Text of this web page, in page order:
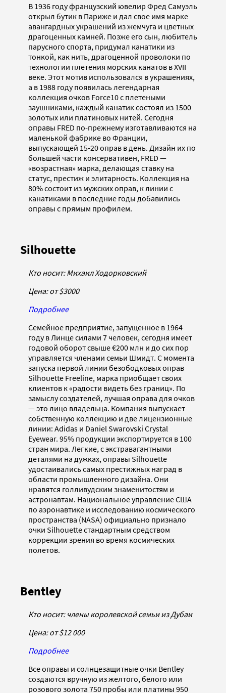
В 1936 году французский ювелир Фред Самуэль
открыл бутик в Париже и дал свое имя марке
авангардных украшений из жемчуга и цветных
драгоценных камней. Позже его сын, любитель
парусного спорта, придумал канатики из
тонкой, как нить, драгоценной проволоки по
технологии плетения морских канатов в XVII
веке. Этот мотив использовался в украшениях,
а в 1988 году появилась легендарная
коллекция очков Force10 с плетеными
заушниками, каждый канатик состоял из 1500
золотых или платиновых нитей. Сегодня
оправы FRED по-прежнему изготавливаются на
маленькой фабрике во Франции,
выпускающей 15-20 оправ в день. Дизайн их по
большей части консервативен, FRED —
«возрастная» марка, делающая ставку на
статус, престиж и элитарность. Коллекция на
80% состоит из мужских оправ, к линии с
канатиками в последние годы добавились
оправы с прямым профилем.
Silhouette
Кто носит: Михаил Ходорковский
Цена: от $3000
Подробнее
Семейное предприятие, запущенное в 1964
году в Линце силами 7 человек, сегодня имеет
годовой оборот свыше €200 млн и до сих пор
управляется членами семьи Шмидт. С момента
запуска первой линии безободковых оправ
Silhouette Freeline, марка приобщает своих
клиентов к «радости видеть без границ». По
замыслу создателей, лучшая оправа для очков
— это лицо владельца. Компания выпускает
собственную коллекцию и две лицензионные
линии: Adidas и Daniel Swarovski Crystal
Eyewear. 95% продукции экспортируется в 100
стран мира. Легкие, с экстравагантными
деталями на дужках, оправы Silhouette
удостаивались самых престижных наград в
области промышленного дизайна. Они
нравятся голливудским знаменитостям и
астронавтам. Национальное управление США
по аэронавтике и исследованию космического
пространства (NASA) официально признало
очки Silhouette стандартным средством
коррекции зрения во время космических
полетов.
Bentley
Кто носит: члены королевской семьи из Дубаи
Цена: от$12 000
Подробнее
Все оправы и солнцезащитные очки Bentley
создаются вручную из желтого, белого или
розового золота 750 пробы или платины 950